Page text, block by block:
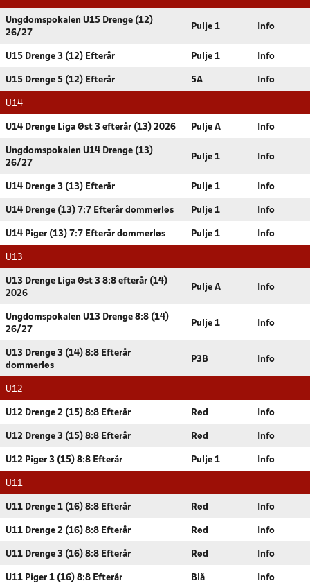
Ungdomspokalen U15 Drenge (12)
26/27
Pulje 1 Info
U15 Drenge 3 (12) Efterår Pulje 1 Info
U15 Drenge 5 (12) Efterår 5A Info
U14
U14 Drenge Liga Øst 3 efterår (13) 2026 Pulje A Info
Ungdomspokalen U14 Drenge (13)
26/27
Pulje 1 Info
U14 Drenge 3 (13) Efterår Pulje 1 Info
U14 Drenge (13) 7:7 Efterår dommerløs Pulje 1 Info
U14 Piger (13) 7:7 Efterår dommerløs Pulje 1 Info
U13
U13 Drenge Liga Øst 3 8:8 efterår (14)
2026
Pulje A Info
Ungdomspokalen U13 Drenge 8:8 (14)
26/27
Pulje 1 Info
U13 Drenge 3 (14) 8:8 Efterår
dommerløs
P3B Info
U12
U12 Drenge 2 (15) 8:8 Efterår Rød Info
U12 Drenge 3 (15) 8:8 Efterår Rød Info
U12 Piger 3 (15) 8:8 Efterår Pulje 1 Info
U11
U11 Drenge 1 (16) 8:8 Efterår Rød Info
U11 Drenge 2 (16) 8:8 Efterår Rød Info
U11 Drenge 3 (16) 8:8 Efterår Rød Info
U11 Piger 1 (16) 8:8 Efterår Blå Info